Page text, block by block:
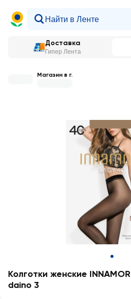
Доставка
Гипер Лента
Магазин в г.
Колготки женские
daino 3